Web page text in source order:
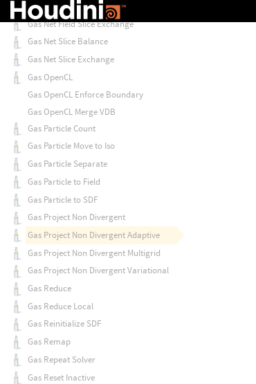
Gas Net Field Border Exchange
Gas Net Field Slice Exchange
Gas Net Slice Balance
Gas Net Slice Exchange
Gas OpenCL
Gas OpenCL Enforce Boundary
Gas OpenCL Merge VDB
Gas Particle Count
Gas Particle Move to Iso
Gas Particle Separate
Gas Particle to Field
Gas Particle to SDF
Gas Project Non Divergent
Gas Project Non Divergent Adaptive
Gas Project Non Divergent Multigrid
Gas Project Non Divergent Variational
Gas Reduce
Gas Reduce Local
Gas Reinitialize SDF
Gas Remap
Gas Repeat Solver
Gas Reset Inactive